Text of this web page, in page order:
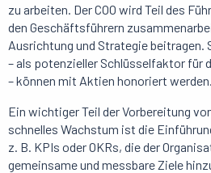
zu arbeiten. Der COO wird Teil des
den Geschäftsführern
Ausrichtung und Strategie beitragen.
– als potenzieller Schlüsselfaktor für
– können mit Aktien honoriert werden.
Ein wichtiger Teil der Vorbereitung
schnelles Wachstum ist die
z. B. KPIs oder OKRs, die der
gemeinsame und messbare Ziele